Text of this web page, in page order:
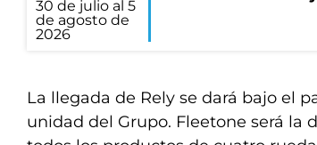
La llegada de Rely se dará bajo el
unidad del Grupo. Fleetone será la